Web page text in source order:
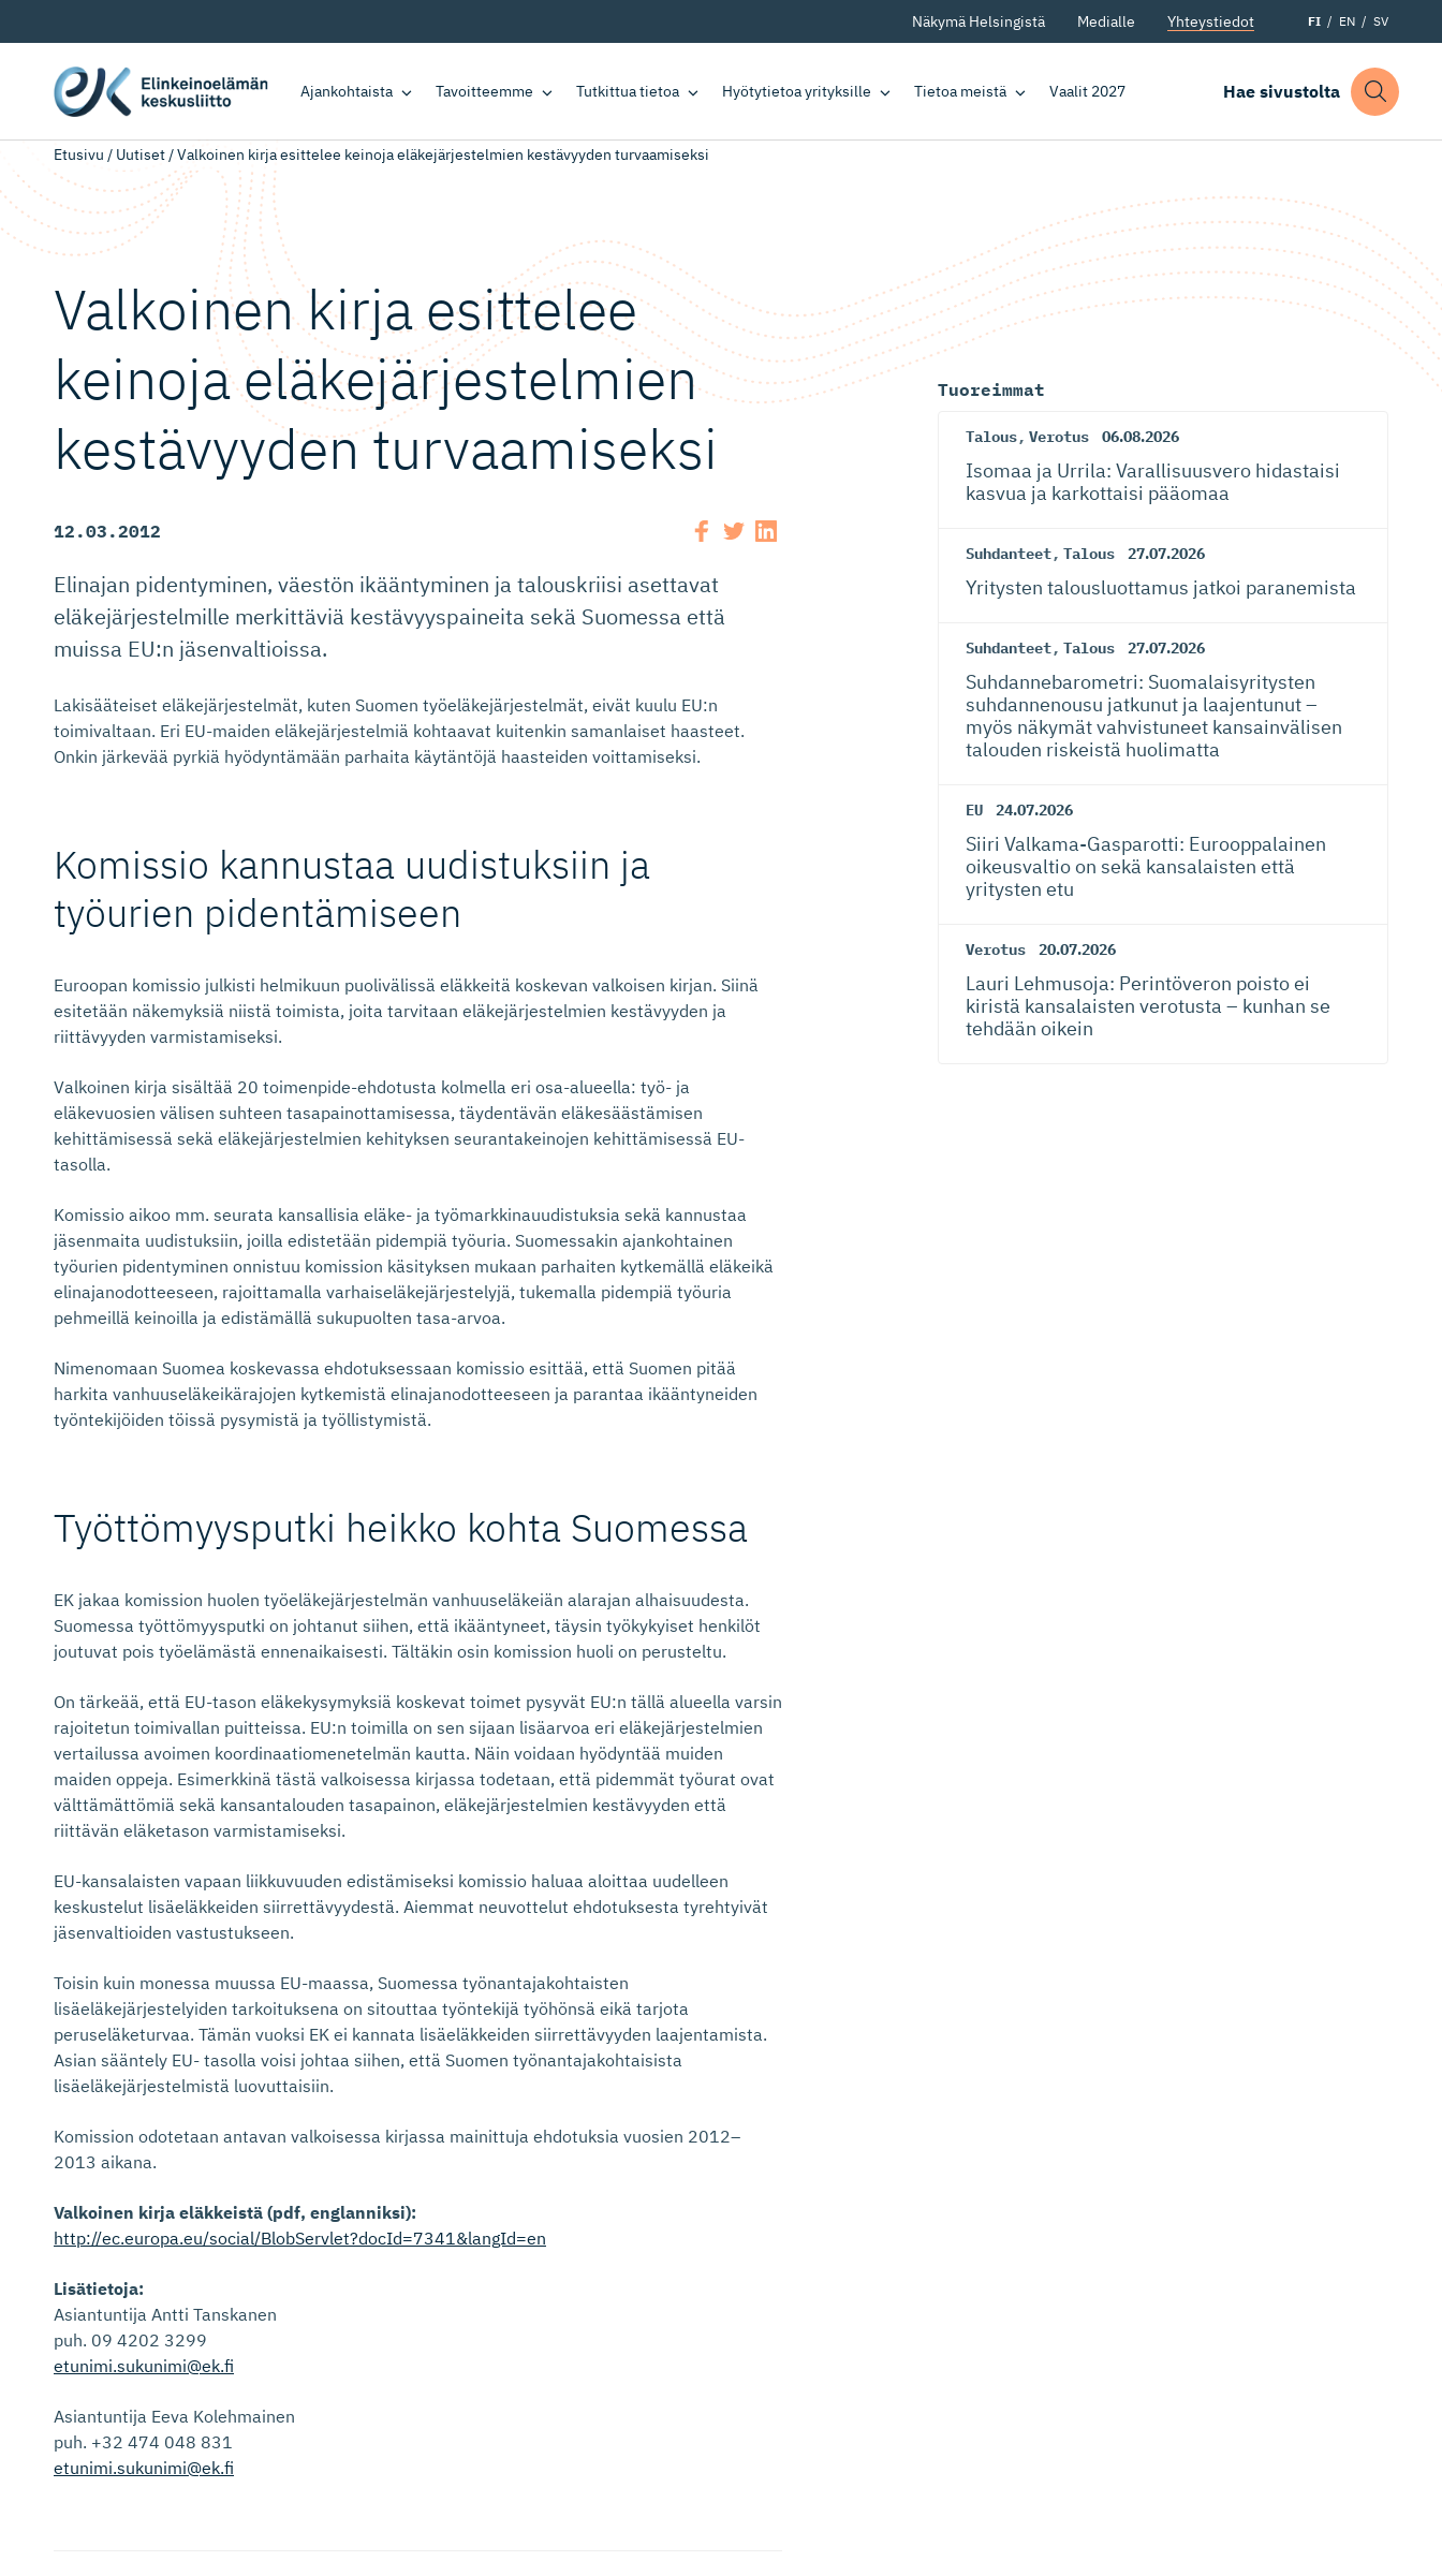
Näkymä Helsingistä Medialle Yhteystiedot FI EN SV
Ajankohtaista Tavoitteemme Tutkittua tietoa Hyötytietoa yrityksille Tietoa meistä Vaalit 2027 Hae sivustolta
Etusivu / Uutiset/Valkoinen kirja esittelee keinoja eläkejärjestelmien kestävyyden turvaamiseksi
Valkoinen kirja esittelee
keinoja eläkejärjes­telmien
kestävyyden turvaamiseksi
12.03.2012
Elinajan pidentyminen, väestön ikääntyminen ja talouskriisi asettavat
eläkejärjestelmille merkittäviä kestävyyspaineita sekä Suomessa että
muissa EU:n jäsenvaltioissa.
Lakisääteiset eläkejärjestelmät, kuten Suomen työeläkejärjestelmät, eivät kuulu EU:n
toimivaltaan. Eri EU-maiden eläkejärjestelmiä kohtaavat kuitenkin samanlaiset haasteet.
Onkin järkevää pyrkiä hyödyntämään parhaita käytäntöjä haasteiden voittamiseksi.
Komissio kannustaa uudistuksiin ja
työurien pidentämiseen
Euroopan komissio julkisti helmikuun puolivälissä eläkkeitä koskevan valkoisen kirjan. Siinä
esitetään näkemyksiä niistä toimista, joita tarvitaan eläkejärjestelmien kestävyyden ja
riittävyyden varmistamiseksi.
Valkoinen kirja sisältää 20 toimenpide-ehdotusta kolmella eri osa-alueella: työ- ja
eläkevuosien välisen suhteen tasapainottamisessa, täydentävän eläkesäästämisen
kehittämisessä sekä eläkejärjestelmien kehityksen seurantakeinojen kehittämisessä EU-
tasolla.
Komissio aikoo mm. seurata kansallisia eläke- ja työmarkkinauudistuksia sekä kannustaa
jäsenmaita uudistuksiin, joilla edistetään pidempiä työuria. Suomessakin ajankohtainen
työurien pidentyminen onnistuu komission käsityksen mukaan parhaiten kytkemällä eläkeikä
elinajanodotteeseen, rajoittamalla varhaiseläkejärjestelyjä, tukemalla pidempiä työuria
pehmeillä keinoilla ja edistämällä sukupuolten tasa-arvoa.
Nimenomaan Suomea koskevassa ehdotuksessaan komissio esittää, että Suomen pitää
harkita vanhuuseläkeikärajojen kytkemistä elinajanodotteeseen ja parantaa ikääntyneiden
työntekijöiden töissä pysymistä ja työllistymistä.
Työttömyysputki heikko kohta Suomessa
EK jakaa komission huolen työeläkejärjestelmän vanhuuseläkeiän alarajan alhaisuudesta.
Suomessa työttömyysputki on johtanut siihen, että ikääntyneet, täysin työkykyiset henkilöt
joutuvat pois työelämästä ennenaikaisesti. Tältäkin osin komission huoli on perusteltu.
On tärkeää, että EU-tason eläkekysymyksiä koskevat toimet pysyvät EU:n tällä alueella varsin
rajoitetun toimivallan puitteissa. EU:n toimilla on sen sijaan lisäarvoa eri eläkejärjestelmien
vertailussa avoimen koordinaatiomenetelmän kautta. Näin voidaan hyödyntää muiden
maiden oppeja. Esimerkkinä tästä valkoisessa kirjassa todetaan, että pidemmät työurat ovat
välttämättömiä sekä kansantalouden tasapainon, eläkejärjestelmien kestävyyden että
riittävän eläketason varmistamiseksi.
EU-kansalaisten vapaan liikkuvuuden edistämiseksi komissio haluaa aloittaa uudelleen
keskustelut lisäeläkkeiden siirrettävyydestä. Aiemmat neuvottelut ehdotuksesta tyrehtyivät
jäsenvaltioiden vastustukseen.
Toisin kuin monessa muussa EU-maassa, Suomessa työnantajakohtaisten
lisäeläkejärjestelyiden tarkoituksena on sitouttaa työntekijä työhönsä eikä tarjota
peruseläketurvaa. Tämän vuoksi EK ei kannata lisäeläkkeiden siirrettävyyden laajentamista.
Asian sääntely EU- tasolla voisi johtaa siihen, että Suomen työnantajakohtaisista
lisäeläkejärjestelmistä luovuttaisiin.
Komission odotetaan antavan valkoisessa kirjassa mainittuja ehdotuksia vuosien 2012–
2013 aikana.
Valkoinen kirja eläkkeistä (pdf, englanniksi):
http://ec.europa.eu/social/BlobServlet?docId=7341&langId=en
Lisätietoja:
Asiantuntija Antti Tanskanen
puh. 09 4202 3299
etunimi.sukunimi@ek.fi
Asiantuntija Eeva Kolehmainen
puh. +32 474 048 831
etunimi.sukunimi@ek.fi
Tuoreimmat
Talous, Verotus 06.08.2026
Isomaa ja Urrila: Varallisuusvero hidastaisi
kasvua ja karkottaisi pääomaa
Suhdanteet, Talous 27.07.2026
Yritysten talousluottamus jatkoi paranemista
Suhdanteet, Talous 27.07.2026
Suhdanneba­ro­metri: Suomalaisy­ri­tysten
suhdannenousu jatkunut ja laajentunut –
myös näkymät vahvistuneet kansainvälisen
talouden riskeistä huolimatta
EU 24.07.2026
Siiri Valkama-Gas­pa­rotti: Eurooppalainen
oikeusvaltio on sekä kansalaisten että
yritysten etu
Verotus 20.07.2026
Lauri Lehmusoja: Perintöveron poisto ei
kiristä kansalaisten verotusta – kunhan se
tehdään oikein